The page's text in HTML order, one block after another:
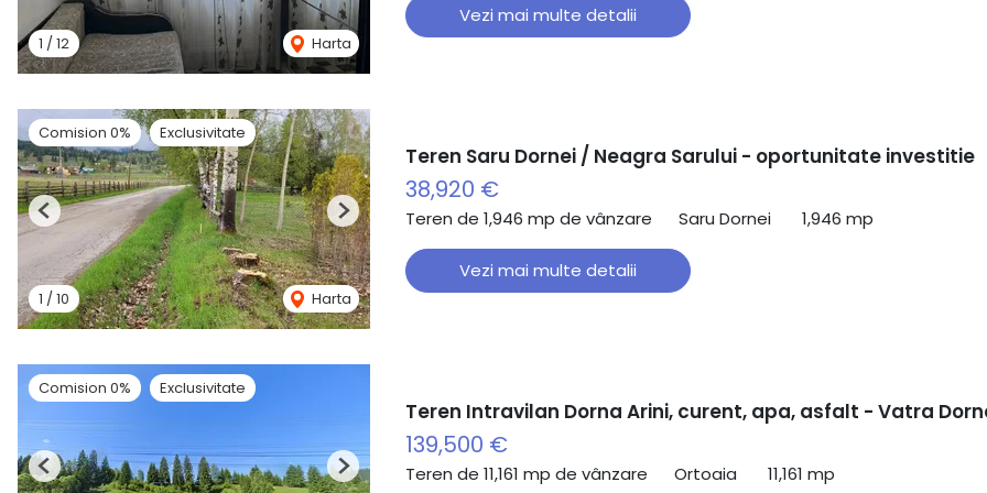
1 /12 Harta
Vezi mai multe detalii
Comision 0% Exclusivitate
1 /10 Harta
Previous Next
Teren Saru Dornei / Neagra Sarului - oportunitate investitie
38,920 €
Teren de 1,946 mp de vânzare Saru Dornei 1,946 mp
Vezi mai multe detalii
Comision 0% Exclusivitate
Previous Next
Teren Intravilan Dorna Arini, curent, apa, asfalt - Vatra
139,500 €
Teren de 11,161 mp de vânzare Ortoaia 11,161 mp